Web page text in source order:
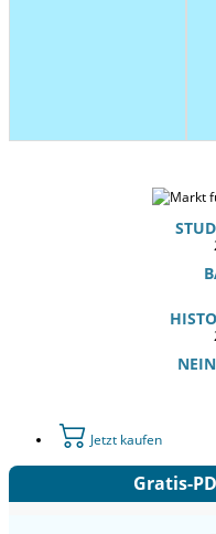
Jetzt kaufen
Gratis-